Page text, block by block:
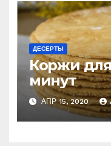
ДЕСЕРТЫ
Коржи для
минут
АПР 15, 2020